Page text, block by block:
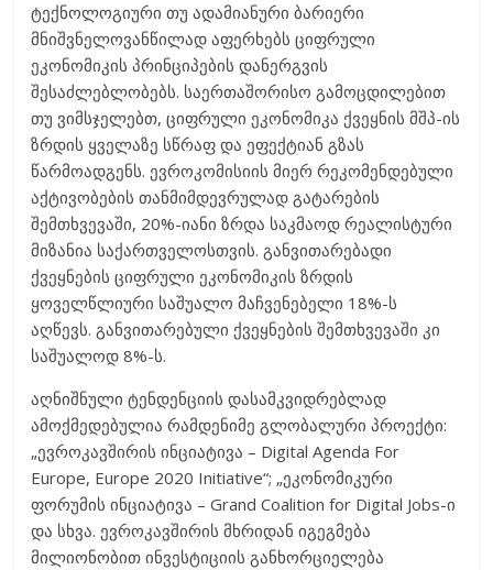
ტექნოლოგიური თუ ადამიანური ბარიერი
მნიშვნელოვანწილად აფერხებს ციფრული
ეკონომიკის პრინციპების დანერგვის
შესაძლებლობებს. საერთაშორისო გამოცდილებით
თუ ვიმსჯელებთ, ციფრული ეკონომიკა ქვეყნის მშპ-ის
ზრდის ყველაზე სწრაფ და ეფექტიან გზას
წარმოადგენს. ევროკომისიის მიერ რეკომენდებული
აქტივობების თანმიმდევრულად გატარების
შემთხვევაში, 20%-იანი ზრდა საკმაოდ რეალისტური
მიზანია საქართველოსთვის. განვითარებადი
ქვეყნების ციფრული ეკონომიკის ზრდის
ყოველწლიური საშუალო მაჩვენებელი 18%-ს
აღწევს. განვითარებული ქვეყნების შემთხვევაში კი
საშუალოდ 8%-ს.
აღნიშნული ტენდენციის დასამკვიდრებლად
ამოქმედებულია რამდენიმე გლობალური პროექტი:
„ევროკავშირის ინციატივა – Digital Agenda For
Europe, Europe 2020 Initiative“; „ეკონომიკური
ფორუმის ინციატივა – Grand Coalition for Digital Jobs-ი
და სხვა. ევროკავშირის მხრიდან იგეგმება
მილიონობით ინვესტიციის განხორციელება